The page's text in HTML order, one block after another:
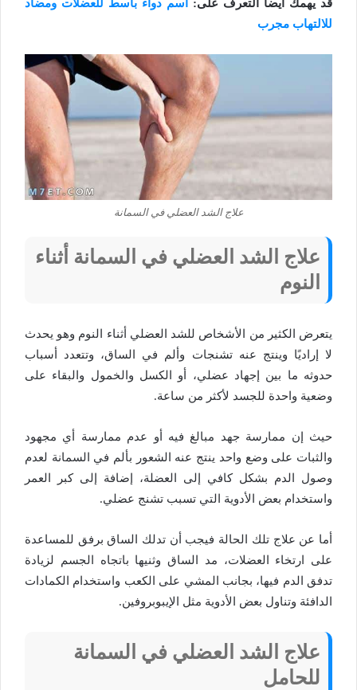
قد يهمك أيضا التعرف على:
اسم دواء باسط للعضلات ومضاد
للالتهاب مجرب
علاج الشد العضلي في السمانة
علاج الشد العضلي في السمانة أثناء
النوم
يتعرض الكثير من الأشخاص للشد العضلي أثناء النوم وهو يحدث
لا إراديًا وينتج عنه تشنجات وألم في الساق، وتتعدد أسباب
حدوثه ما بين إجهاد عضلي، أو الكسل والخمول والبقاء على
وضعية واحدة للجسد لأكثر من ساعة.
حيث إن ممارسة جهد مبالغ فيه أو عدم ممارسة أي مجهود
والثبات على وضع واحد ينتج عنه الشعور بألم في السمانة لعدم
وصول الدم بشكل كافي إلى العضلة، إضافة إلى كبر العمر
واستخدام بعض الأدوية التي تسبب تشنج عضلي.
أما عن علاج تلك الحالة فيجب أن تدلك الساق برفق للمساعدة
على ارتخاء العضلات، مد الساق وثنيها باتجاه الجسم لزيادة
تدفق الدم فيها، بجانب المشي على الكعب واستخدام الكمادات
الدافئة وتناول بعض الأدوية مثل الإيبوبروفين.
علاج الشد العضلي في السمانة
للحامل